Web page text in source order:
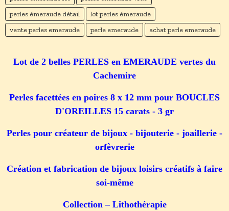
perles émeraude détail
lot perles émeraude
vente perles emeraude
perle emeraude achat perle emeraude
Lot de 2 belles PERLES en EMERAUDE vertes du
Cachemire
Perles facettées en poires 8 x 12 mm pour BOUCLES
D'OREILLES 15 carats - 3 gr
Perles pour créateur de bijoux - bijouterie - joaillerie -
orfèvrerie
Création et fabrication de bijoux loisirs créatifs à faire
soi-même
Collection – Lithothérapie